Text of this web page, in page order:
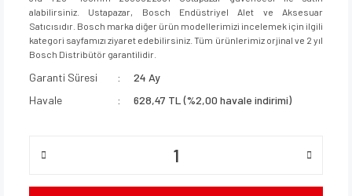
alabilirsiniz. Ustapazar, Bosch Endüstriyel Alet ve Aksesuar
Satıcısıdır. Bosch marka diğer ürün modellerimizi incelemek için ilgili
kategori sayfamızı ziyaret edebilirsiniz. Tüm ürünlerimiz orjinal ve 2 yıl
Bosch Distribütör garantilidir.
Garanti Süresi
24 Ay
Havale
628,47 TL (%2,00 havale indirimi)